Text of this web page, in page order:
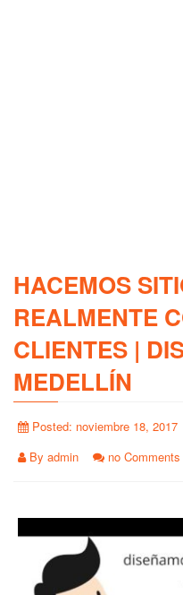
HACEMOS
REALMENTE
CLIENTES |
MEDELLÍN
Posted: noviembre 18, 2017
By admin no Comments